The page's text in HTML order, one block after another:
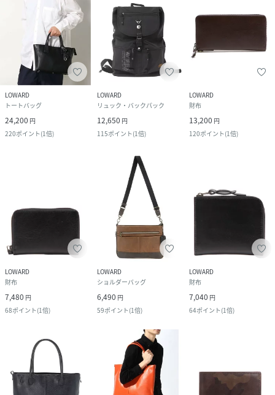
LOWARD
トートバッグ
24,200 円
220ポイント(1倍)
LOWARD
リュック・バックパック
12,650 円
115ポイント(1倍)
LOWARD
財布
13,200 円
120ポイント(1倍)
LOWARD
財布
7,480 円
68ポイント(1倍)
LOWARD
ショルダーバッグ
6,490 円
59ポイント(1倍)
LOWARD
財布
7,040 円
64ポイント(1倍)